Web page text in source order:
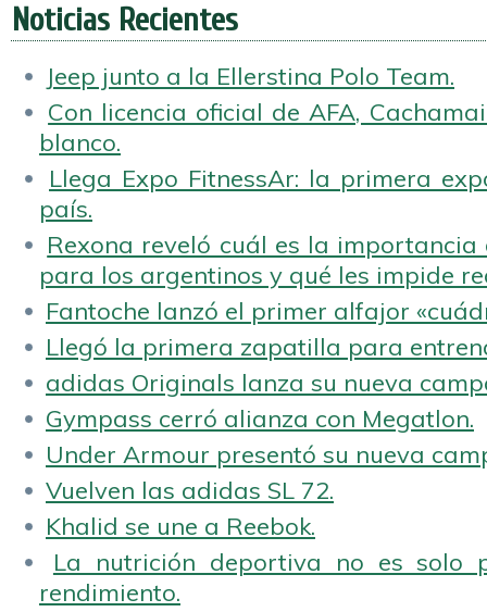
Noticias Recientes
Jeep junto a la Ellerstina Polo Team.
Con licencia oficial de AFA,
blanco.
Llega Expo FitnessAr: la primera
país.
Rexona reveló cuál es la
para los argentinos y qué les impide
Fantoche lanzó el primer alfajor
Llegó la primera zapatilla para
adidas Originals lanza su nueva
Gympass cerró alianza con Megatlon.
Under Armour presentó su nueva
Vuelven las adidas SL 72.
Khalid se une a Reebok.
La nutrición deportiva no es solo
rendimiento.